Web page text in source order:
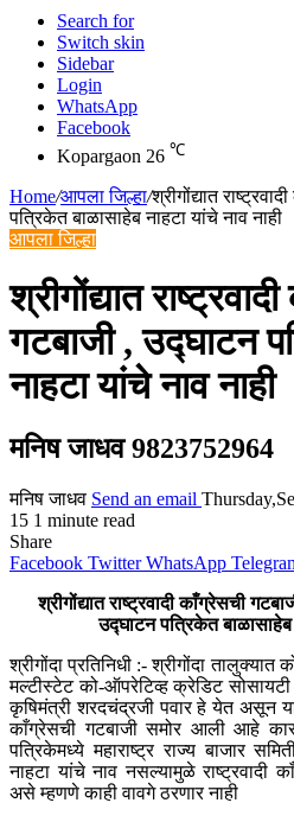
Search for
Switch skin
Sidebar
Login
WhatsApp
Facebook
Kopargaon 26 ℃
Home/आपला जिल्हा/श्रीगोंद्यात
पत्रिकेत बाळासाहेब नाहटा यांचे नाव नाही
आपला जिल्हा
श्रीगोंद्यात
गटबाजी , उद्घाटन
नाहटा यांचे नाव नाही
मनिष जाधव 9823752964
मनिष जाधव Send an email
15 1 minute read
Share
Facebook Twitter WhatsApp
श्रीगोंद्यात राष्ट्रवादी काँग्रेसची
उद्घाटन पत्रिकेत बाळासाहेब
श्रीगोंदा प्रतिनिधी :- श्रीगोंदा तालुक्यात
मल्टीस्टेट को-ऑपरेटिव्ह क्रेडिट सोसायटी
कृषिमंत्री शरदचंद्रजी पवार हे येत असून या
काँग्रेसची गटबाजी समोर आली आहे
पत्रिकेमध्ये महाराष्ट्र राज्य बाजार
नाहटा यांचे नाव नसल्यामुळे
असे म्हणणे काही वावगे ठरणार नाही